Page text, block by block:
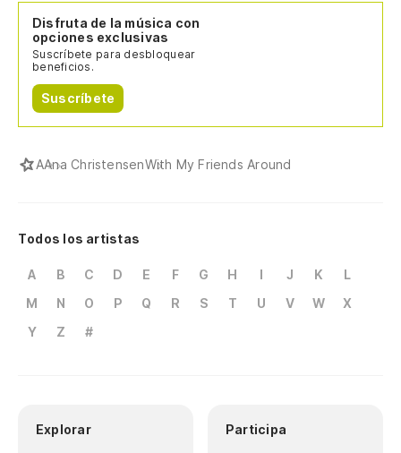
Disfruta de la música con
opciones exclusivas
Suscríbete para desbloquear
beneficios.
Suscríbete
AAna ChristensenWith My Friends Around
Todos los artistas
A B C D E F G H I J K
L
M
N O P Q R S T U V W
X
Y
Z #
Explorar Participa